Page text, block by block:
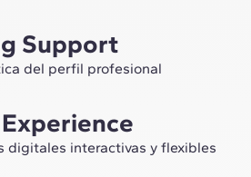
tener la ocasión única de
trabajo seleccionados,
Support
del perfil profesional
para tener una visión crítica y
experto en el sector.
digitales interactivas y flexibles